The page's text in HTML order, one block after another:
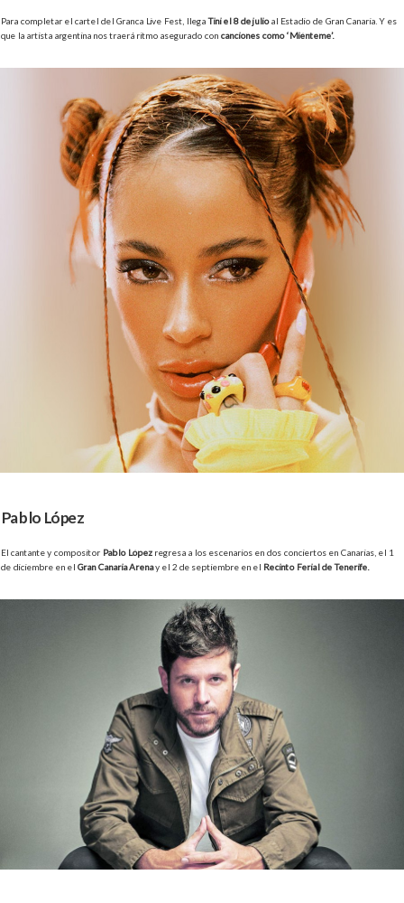
Para completar el cartel del Granca Live Fest, llegaTini el 8 de julioal Estadio de Gran Canaria. Y es
que la artista argentina nos traerá ritmo asegurado con canciones como ‘Miénteme’.
Pablo López
El cantante y compositor Pablo López regresa a los escenarios en dos conciertos en Canarias, el 1
de diciembre en el Gran Canaria Arenay el 2 de septiembre en el Recinto Ferial de Tenerife.